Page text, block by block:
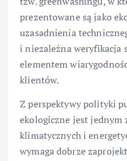
prezentowane są jako
uzasadnienia
i niezależna weryfikacja
elementem
klientów.
Z perspektywy polityki
ekologiczne jest jednym
klimatycznych i
wymaga dobrze